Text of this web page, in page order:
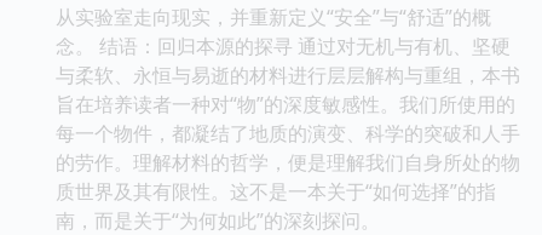
从实验室走向现实，并重新定义“安全”与“舒适”的概
念。 结语：回归本源的探寻 通过对无机与有机、坚硬
与柔软、永恒与易逝的材料进行层层解构与重组，本书
旨在培养读者一种对“物”的深度敏感性。我们所使用的
每一个物件，都凝结了地质的演变、科学的突破和人手
的劳作。理解材料的哲学，便是理解我们自身所处的物
质世界及其有限性。这不是一本关于“如何选择”的指
南，而是关于“为何如此”的深刻探问。